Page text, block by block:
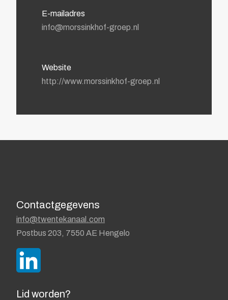
E-mailadres
info@morssinkhof-groep.nl
Website
http://www.morssinkhof-groep.nl
Contactgegevens
info@twentekanaal.com
Postbus 203, 7550 AE Hengelo
Lid worden?